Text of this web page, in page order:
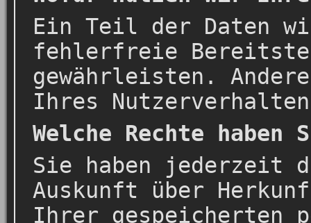
Ein Teil der Daten
fehlerfreie
gewährleisten.
Ihres
Welche Rechte
Sie haben jederzeit
Auskunft über
Ihrer gespeicherten